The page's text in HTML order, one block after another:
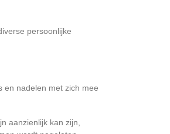
persoonlijke
en nadelen met zich mee
aanzienlijk kan zijn,